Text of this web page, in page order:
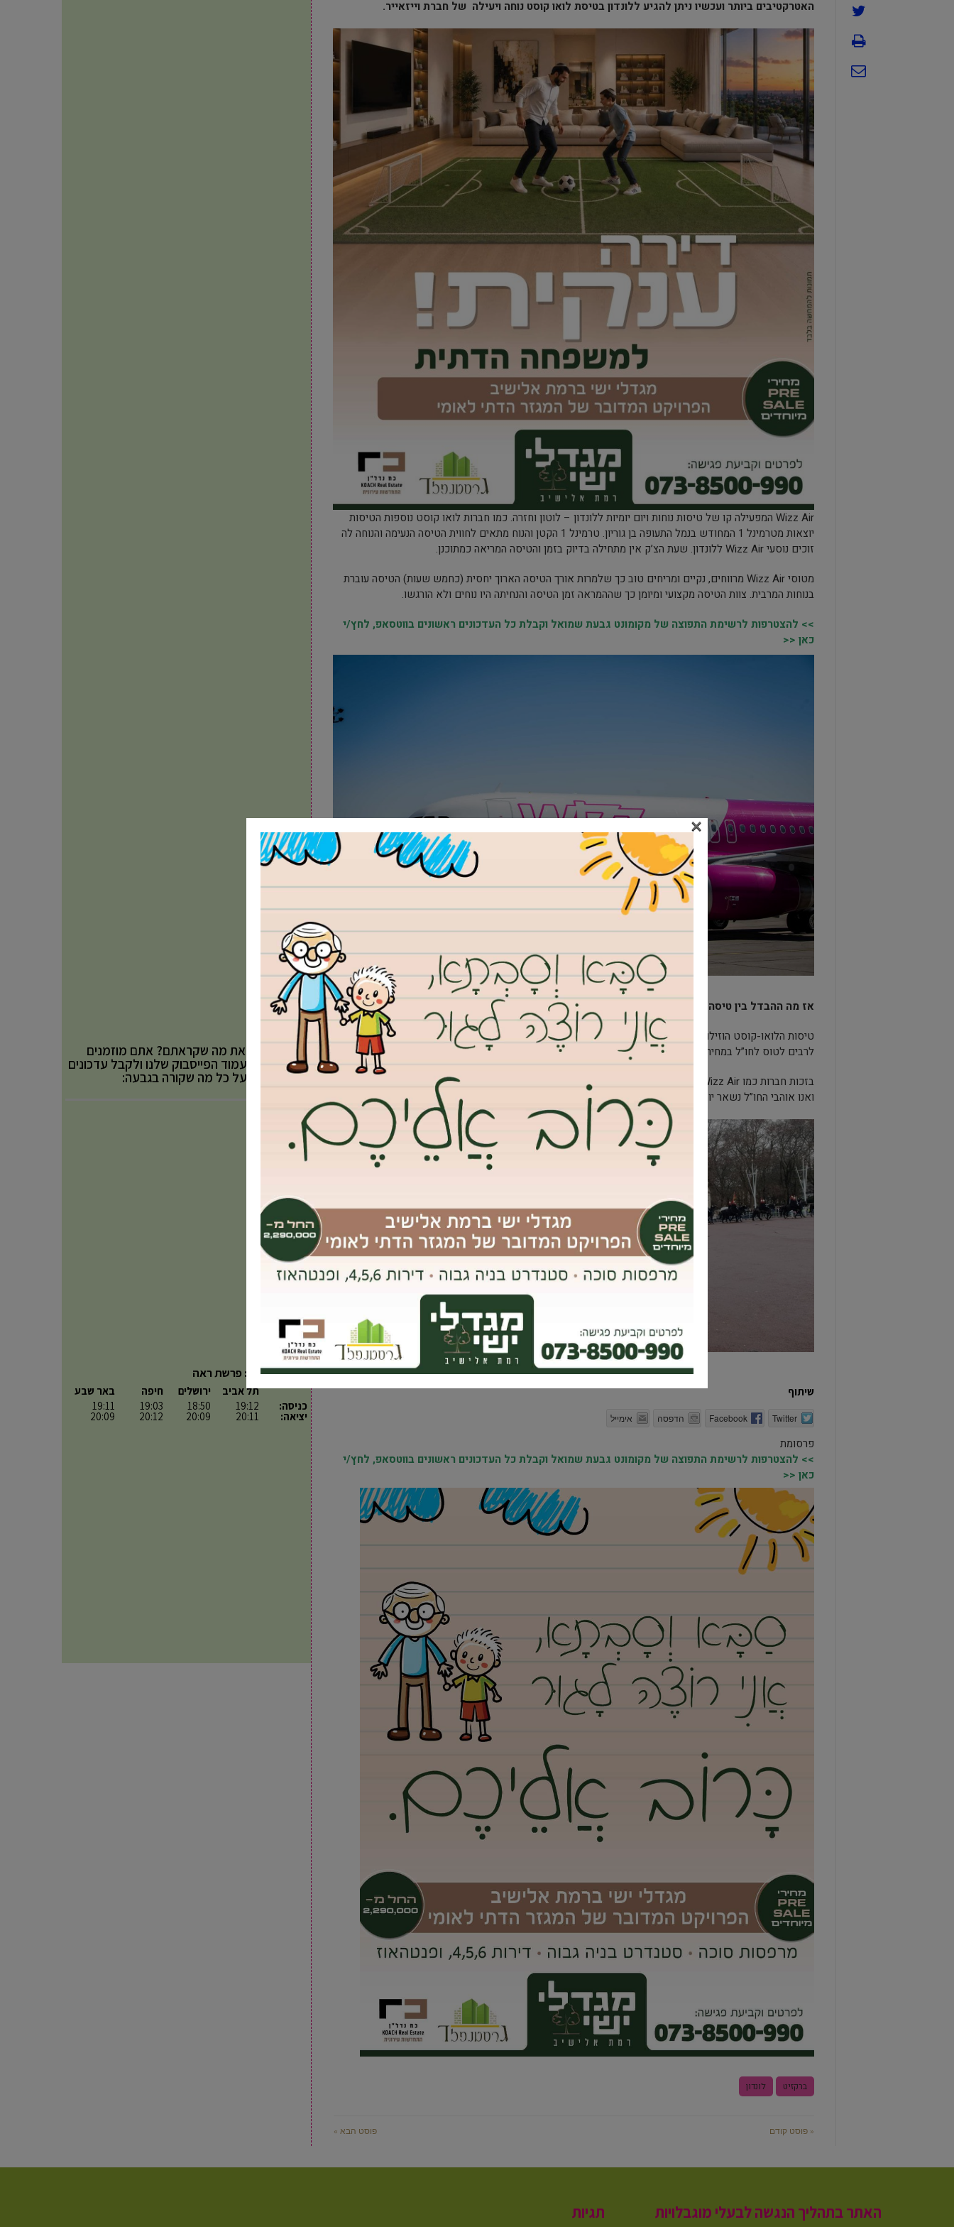
האטרקטיבים ביותר ועכשיו ניתן להגיע ללונדון בטיסת לואו קוסט נוחה ויעילה של חברת וייזאייר.
Wizz Air המפעילה קו של טיסות נוחות ויום יומיות ללונדון – לוטון וחזרה. כמו חברות לואו קוסט נוספות הטיסות
יוצאות מטרמינל 1 המחודש בנמל התעופה בן גוריון. טרמינל 1 הקטן והנוח מתאים לחווית הטיסה הנעימה והנוחה לה
זוכים נוסעי Wizz Air ללונדון. שעת הצ’ק אין מתחילה בדיוק בזמן והטיסה המריאה כמתוכנן.
מטוסי Wizz Air מרווחים, נקיים ומריחים טוב כך שלמרות אורך הטיסה הארוך יחסית (כחמש שעות) הטיסה עוברת
בנוחות המרבית. צוות הטיסה מקצועי ומיומן כך שההמראה זמן הטיסה והנחיתה היו נוחים ולא הורגשו.
>> להצטרפות לרשימת התפוצה של מקומונט גבעת שמואל וקבלת כל העדכונים ראשונים בווטסאפ, לחץ/י
כאן <<
צילום: wizzair
אז מה ההבדל בין טיסה רגילה לטיסת לוא-קוסט?
טיסות הלואו-קוסט הוזילו את הטיסות הסדירות ופתחו מחדש את התחרות, מה שהעניק זריקת מרץ לענף ואפשר
לרבים לטוס לחו”ל במחירים שפויים.
בזכות חברות כמו Wizz Air ערים שעד לפני כמה שנים היו חלום רחוק ויקר, כמו לונדון, הופכת לנגישות, קלות להגעה
ואנו אוהבי החו”ל נשאר יותר כסף לבזבז בפריימארק. עכשיו רק נשאר לחכות לטיסות לואו קוסט גם לניו-יורק.
גם אחרי הברקזיט, לונדון ממשיכה להיות יעד אטרקטיבי לישראלים. צילום: יח”צ
שיתוף
Twitter
Facebook הדפסה אימייל
פרסומת
>> להצטרפות לרשימת התפוצה של מקומונט גבעת שמואל וקבלת כל העדכונים ראשונים בווטסאפ, לחץ/י
כאן <<
ברקזיט לונדון
« פוסט קודם פוסט הבא »
אהבתם את מה שקראתם? אתם מוזמנים
לעקוב אחר עמוד הפייסבוק שלנו ולקבל עדכונים
באופן שוטף על כל מה שקורה בגבעה:
פרשת השבוע: פרשת ראה
כניסה:
יציאה:
תל אביב
19:12
20:11
ירושלים
18:50
20:09
חיפה
19:03
20:12
באר שבע
19:11
20:09
האתר בתהליך הנגשה לבעלי מוגבלויות תגיות
×